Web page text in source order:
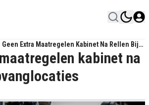
Geen Extra Maatregelen Kabinet Na Rellen Bij
Opvanglocaties
kabinet na